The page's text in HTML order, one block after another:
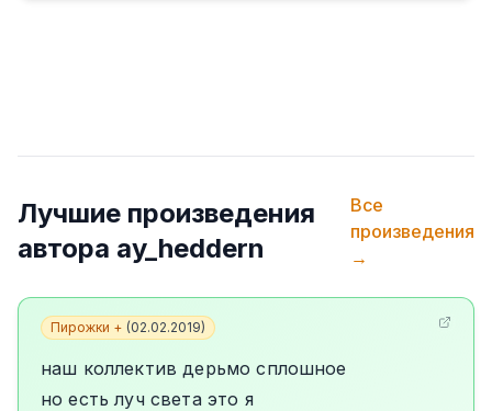
Лучшие произведения
автора ay_heddern
Все
произведения
→
Пирожки + (02.02.2019)
наш коллектив дерьмо сплошное
но есть луч света это я